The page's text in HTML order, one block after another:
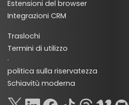
Estensioni del browser
Integrazioni CRM
Traslochi
Termini di utilizzo
·
politica sulla riservatezza
Schiavitù moderna